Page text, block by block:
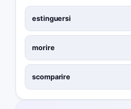
estinguersi
morire
scomparire